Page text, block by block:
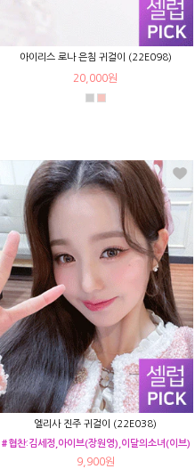
아이리스 로나 은침 귀걸이 (22E098)
20,000원
엘리사 진주 귀걸이 (22E038)
#협찬:김세정,아이브(장원영),이달의소녀(이브)
9,900원